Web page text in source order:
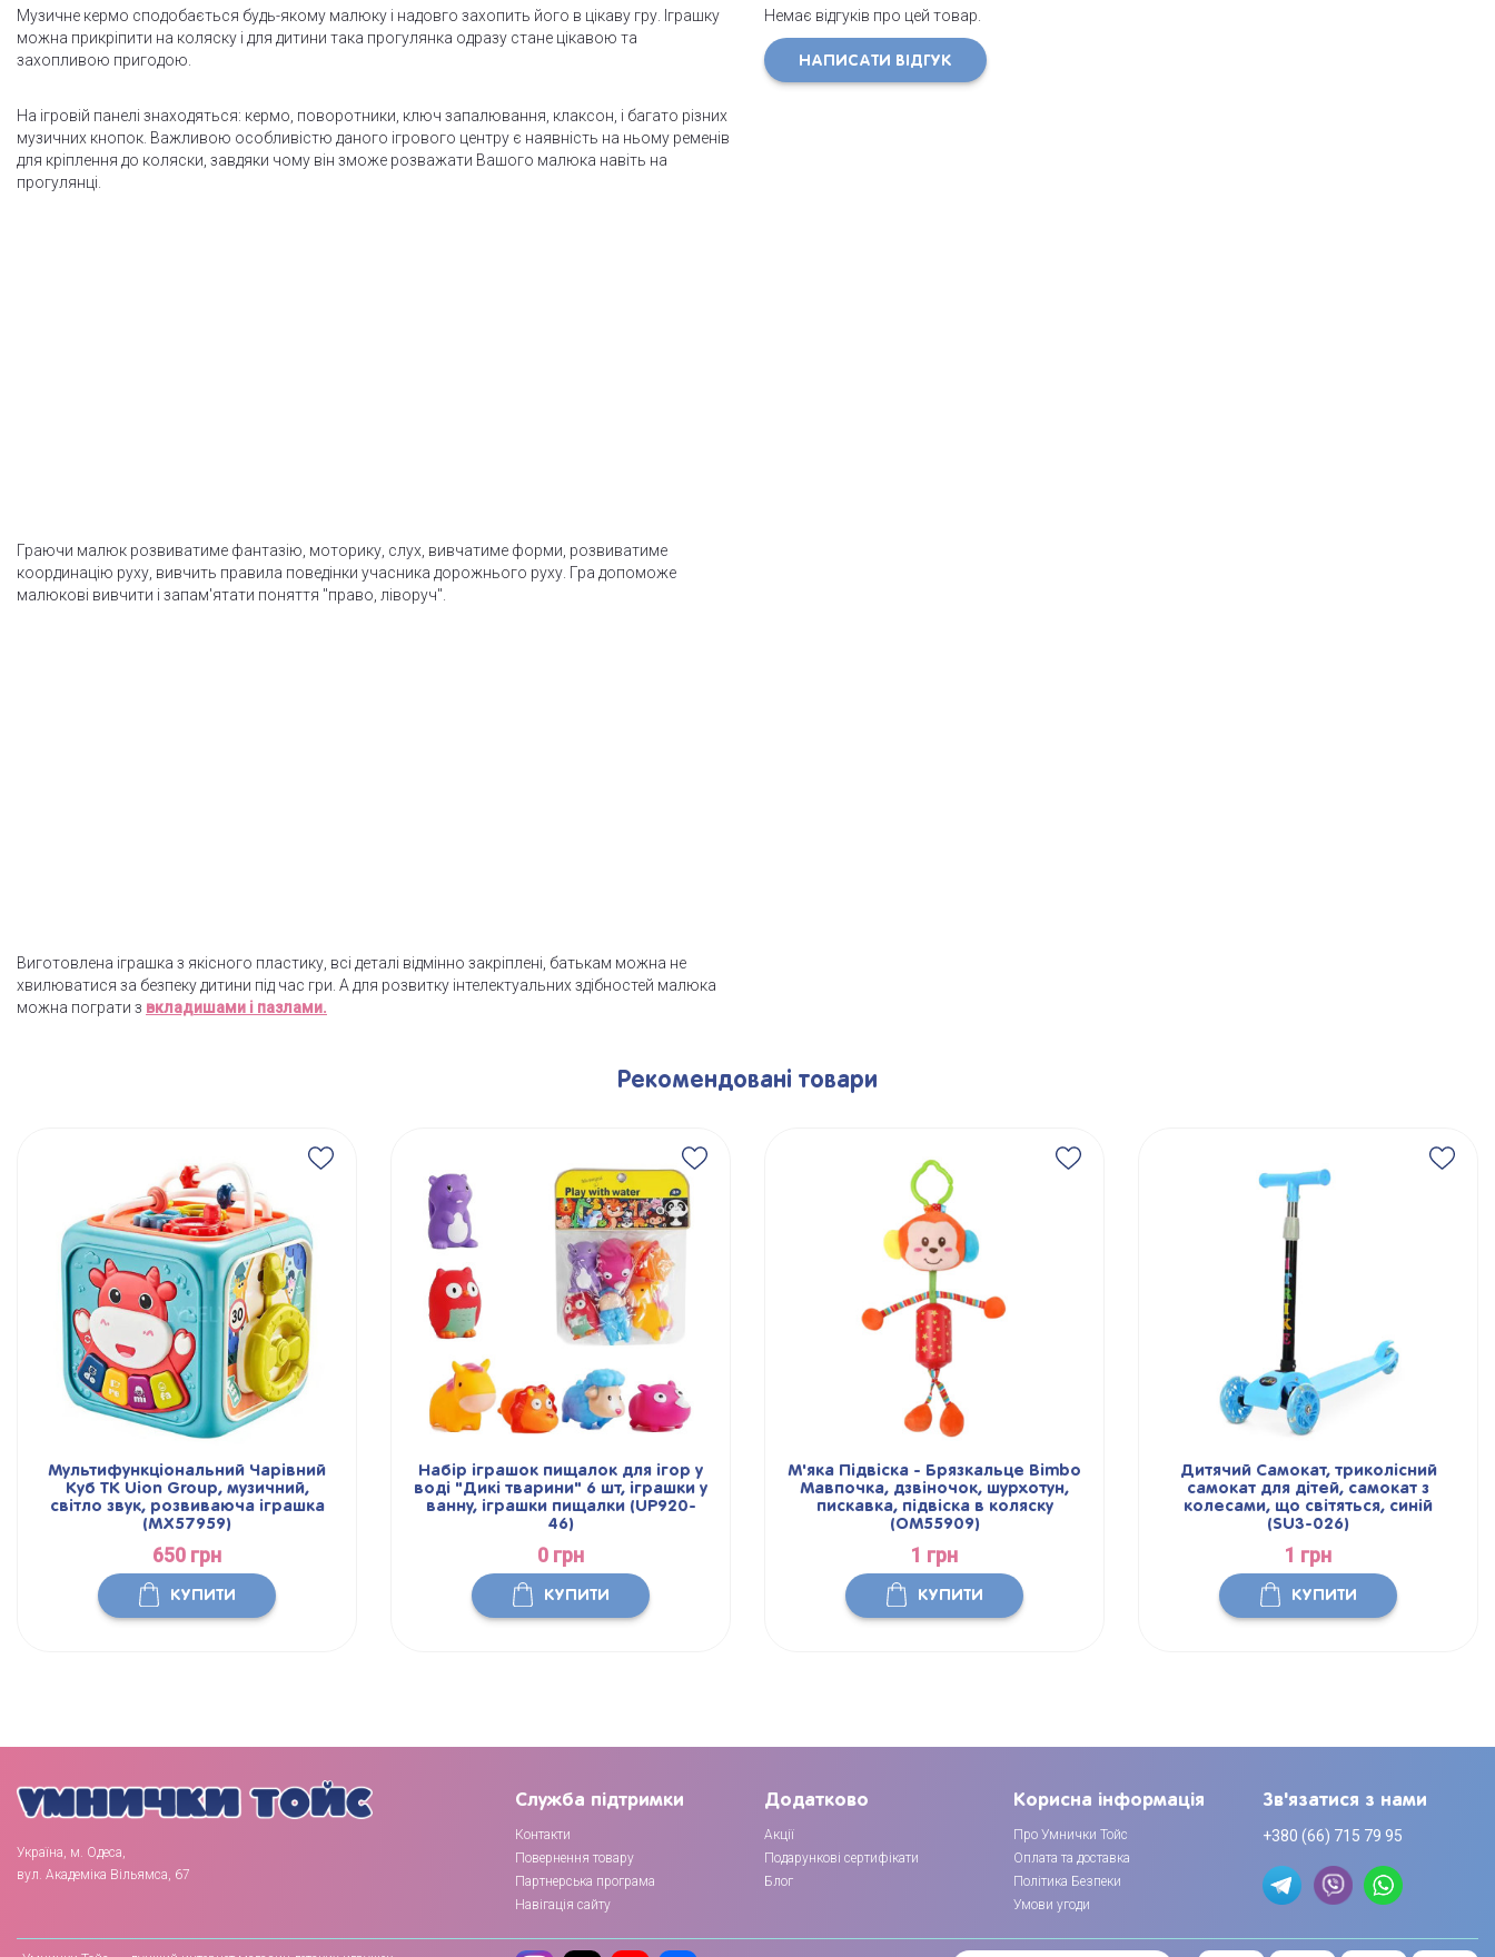
Музичне кермо сподобається будь-якому малюку і надовго захопить його в цікаву гру. Іграшку
можна прикріпити на коляску і для дитини така прогулянка одразу стане цікавою та
захопливою пригодою.
На ігровій панелі знаходяться: кермо, поворотники, ключ запалювання, клаксон, і багато різних
музичних кнопок. Важливою особливістю даного ігрового центру є наявність на ньому ременів
для кріплення до коляски, завдяки чому він зможе розважати Вашого малюка навіть на
прогулянці.
Граючи малюк розвиватиме фантазію, моторику, слух, вивчатиме форми, розвиватиме
координацію руху, вивчить правила поведінки учасника дорожнього руху. Гра допоможе
малюкові вивчити і запам'ятати поняття "право, ліворуч".
Виготовлена ​​іграшка з якісного пластику, всі деталі відмінно закріплені, батькам можна не
хвилюватися за безпеку дитини під час гри. А для розвитку інтелектуальних здібностей малюка
можна пограти з вкладишами і пазлами.
Немає відгуків про цей товар.
НАПИСАТИ ВІДГУК
Рекомендовані товари
Мультифункціональний Чарівний
Куб TK Uion Group, музичний,
світло звук, розвиваюча іграшка
(MX57959)
650 грн
КУПИТИ
Набір іграшок пищалок для ігор у
воді "Дикі тварини" 6 шт, іграшки у
ванну, іграшки пищалки (UP920-
46)
0 грн
КУПИТИ
М'яка Підвіска - Брязкальце Bimbo
Мавпочка, дзвіночок, шурхотун,
пискавка, підвіска в коляску
(OM55909)
1 грн
КУПИТИ
Дитячий Самокат, триколісний
самокат для дітей, самокат з
колесами, що світяться, синій
(SU3-026)
1 грн
КУПИТИ
Україна, м. Одеса,
вул. Академіка Вільямса, 67
Служба підтримки
Контакти
Повернення товару
Партнерська програма
Навігація сайту
Додатково
Акції
Подарункові сертифікати
Блог
Корисна інформація
Про Умнички Тойс
Оплата та доставка
Політика Безпеки
Умови угоди
Зв'язатися з нами
+380 (66) 715 79 95